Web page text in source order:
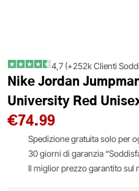
4,7 (+252k Clienti
Nike Jordan
University Red
€74.99
Spedizione gratuita solo per
30 giorni di garanzia
Il miglior prezzo garantito sul